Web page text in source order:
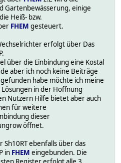
Gartenbewässerung, einige
Heiß- bzw.
FHEM gesteuert.
erfolgt über Das
über die Einbindung eine Kostal
aber ich noch keine Beiträge
habe möchte ich meine
in der Hoffnung
Nutzern Hilfe bietet aber auch
für weitere
dieser
öffnet.
ebenfalls über das
in FHEM eingebunden. Die